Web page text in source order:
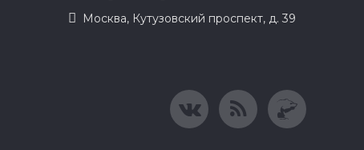
Москва, Кутузовский проспект, д. 39